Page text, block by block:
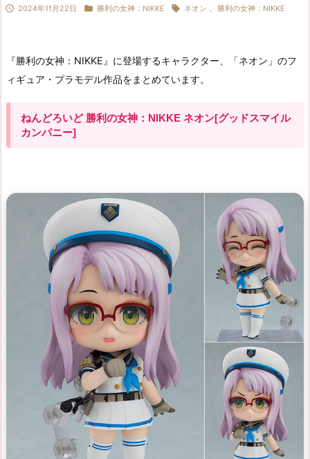
 2024年11月22日  勝利の女神：NIKKE  ネオン , 勝利の女神：NIKKE
『勝利の女神：NIKKE』に登場するキャラクター、「ネオン」のフ
ィギュア・プラモデル作品をまとめています。
ねんどろいど 勝利の女神：NIKKE ネオン[グッドスマイル
カンパニー]